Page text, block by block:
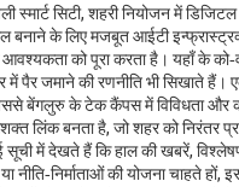
स्मार्ट सिटी, शहरी नियोजन में
बनाने के लिए मजबूत आईटी
को पूरा करता है। यहाँ के
में पैर जमाने की रणनीति भी सिखाते
बेंगलुरु के टेक कैंपस में विविधता और
लिंक बनता है, जो शहर को निरंतर
में देखते हैं कि हाल की खबरें,
नीति‑निर्माताओं की योजना चाहते